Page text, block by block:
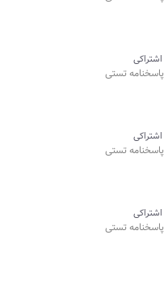
اشتراکی
پاسخنامه تستی
اشتراکی
پاسخنامه تستی
اشتراکی
پاسخنامه تستی